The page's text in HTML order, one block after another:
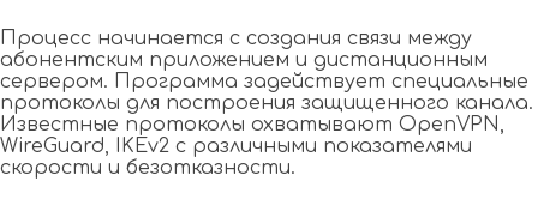
Процесс начинается с создания связи между
абонентским приложением и дистанционным
сервером. Программа задействует специальные
протоколы для построения защищенного канала.
Известные протоколы охватывают OpenVPN,
WireGuard, IKEv2 с различными показателями
скорости и безотказности.